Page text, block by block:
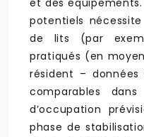
et des
potentiels
de lits (par
pratiqués (en
résident – données
comparables
d’occupation
phase de